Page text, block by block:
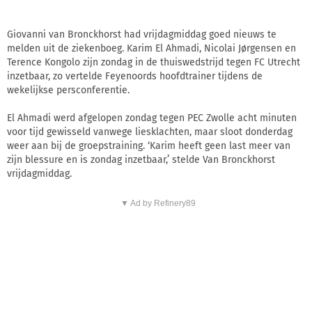
Giovanni van Bronckhorst had vrijdagmiddag goed nieuws te
melden uit de ziekenboeg. Karim El Ahmadi, Nicolai Jørgensen en
Terence Kongolo zijn zondag in de thuiswedstrijd tegen FC Utrecht
inzetbaar, zo vertelde Feyenoords hoofdtrainer tijdens de
wekelijkse persconferentie.
El Ahmadi werd afgelopen zondag tegen PEC Zwolle acht minuten
voor tijd gewisseld vanwege liesklachten, maar sloot donderdag
weer aan bij de groepstraining. ‘Karim heeft geen last meer van
zijn blessure en is zondag inzetbaar,’ stelde Van Bronckhorst
vrijdagmiddag.
▼ Ad by Refinery89